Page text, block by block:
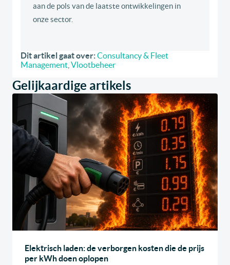
aan de pols van de laatste ontwikkelingen in
onze sector.
Dit artikel gaat over:Consultancy & Fleet
Management Vlootbeheer
Gelijkaardige artikels
Elektrisch laden: de verborgen kosten die de prijs
per kWh doen oplopen